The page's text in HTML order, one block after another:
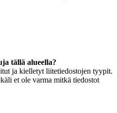
tällä alueella?
ja kielletyt liitetiedostojen tyypit.
et ole varma mitkä tiedostot